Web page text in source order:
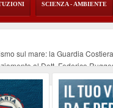
SCIENZA - AMBIENTE
sul mare: la Guardia
al Dott. Federico
riaffiora una testimonianza
-07-08-2026
piano dell'Autorità